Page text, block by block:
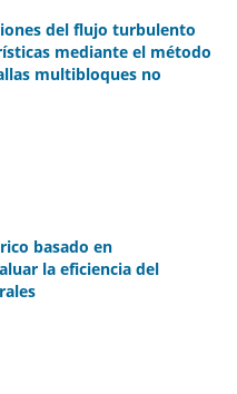
del flujo turbulento
mediante el método
multibloques no
basado en
la eficiencia del